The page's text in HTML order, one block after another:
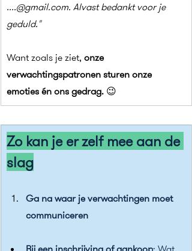
....@gmail.com. Alvast bedankt voor je
geduld."
Want zoals je ziet, onze
verwachtingspatronen sturen onze
emoties én ons gedrag. 😉
Zo kan je er zelf mee aan de
slag
Ga na waar je verwachtingen moet
communiceren
Bij een inschrijving of aankoop: Wat